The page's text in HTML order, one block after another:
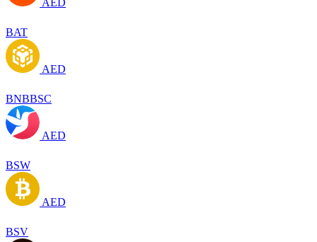
BAT
AED
BNBBSC
AED
BSW
AED
BSV